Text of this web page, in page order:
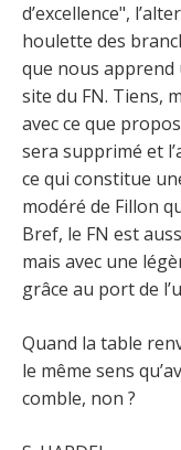
d’excellence",
houlette des
que nous apprend
site du FN. Tiens,
avec ce que
sera supprimé et
ce qui constitue
modéré de Fillon
Bref, le FN est
mais avec une
grâce au port de
Quand la table
le même sens
comble, non ?